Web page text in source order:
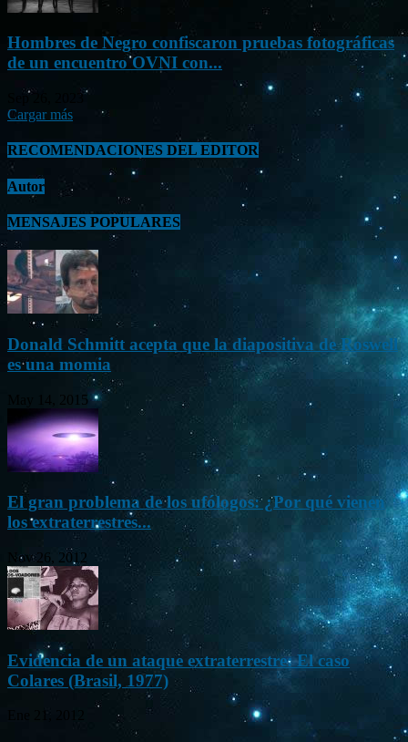
Hombres de Negro confiscaron pruebas fotográficas
de un encuentro OVNI con...
Sep 26, 2023
Cargar más
RECOMENDACIONES DEL EDITOR
Autor
MENSAJES POPULARES
Donald Schmitt acepta que la diapositiva de Roswell
es una momia
May 14, 2015
El gran problema de los ufólogos: ¿Por qué vienen
los extraterrestres...
Nov 26, 2012
Evidencia de un ataque extraterrestre: El caso
Colares (Brasil, 1977)